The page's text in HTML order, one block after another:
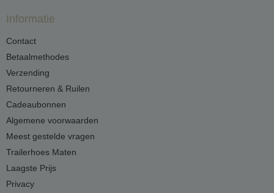
Informatie
Contact
Betaalmethodes
Verzending
Retourneren & Ruilen
Cadeaubonnen
Algemene voorwaarden
Meest gestelde vragen
Trailerhoes Maten
Laagste Prijs
Privacy